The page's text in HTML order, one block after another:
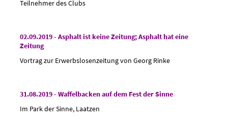
Teilnehmer des Clubs
02.09.2019 - Asphalt ist keine Zeitung; Asphalt hat eine
Zeitung
Vortrag zur Erwerbslosenzeitung von Georg Rinke
31.08.2019 - Waffelbacken auf dem Fest der Sinne
Im Park der Sinne, Laatzen